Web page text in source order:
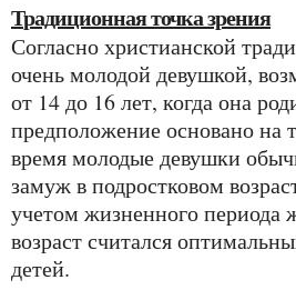
Традиционная точка зрения
Согласно христианской традиции, Мария была
очень молодой девушкой,
от 14 до 16 лет, когда она
предположение основано на
время молодые девушки
замуж в подростковом
учетом жизненного периода
возраст считался
детей.